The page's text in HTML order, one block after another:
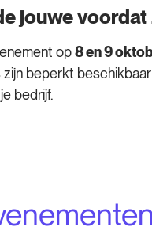
jouwe voordat
op8 en 9
beperkt
bedrijf.